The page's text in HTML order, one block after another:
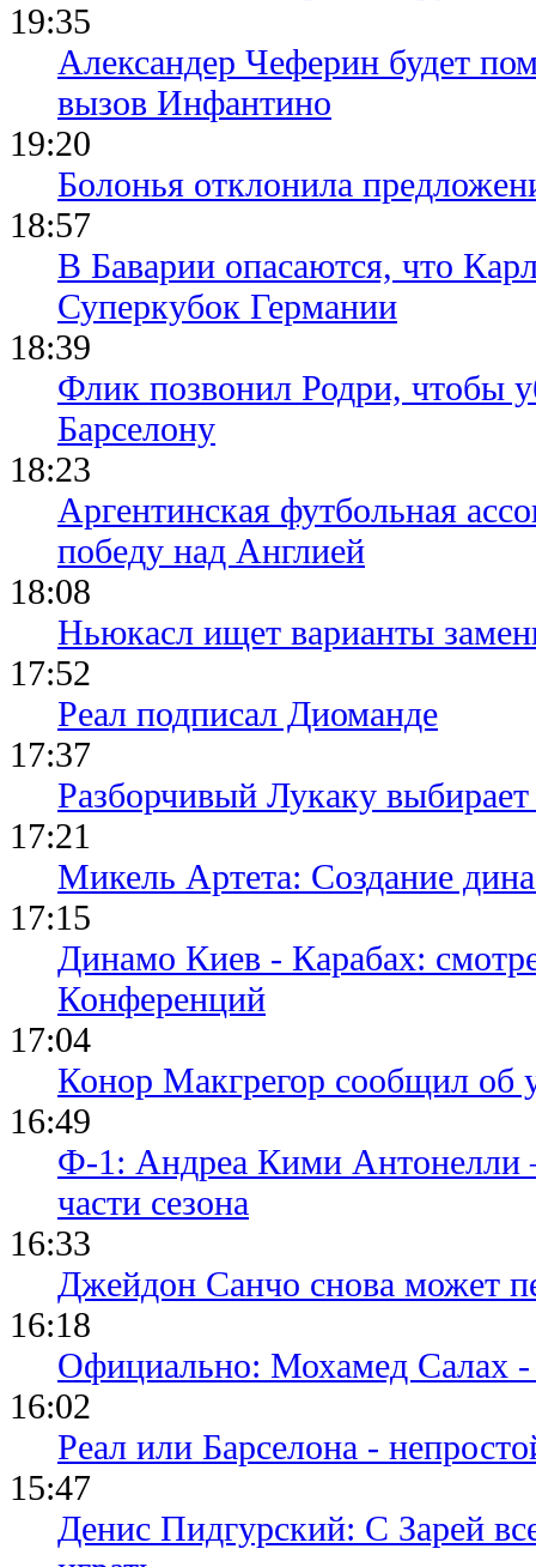
19:35
Александер Чеферин будет
вызов Инфантино
19:20
Болонья отклонила
18:57
В Баварии опасаются, что
Суперкубок Германии
18:39
Флик позвонил Родри, чтобы
Барселону
18:23
Аргентинская футбольная
победу над Англией
18:08
Ньюкасл ищет варианты
17:52
Реал подписал Диоманде
17:37
Разборчивый Лукаку
17:21
Микель Артета: Создание
17:15
Динамо Киев - Карабах:
Конференций
17:04
Конор Макгрегор сообщил об
16:49
Ф-1: Андреа Кими Антонелли
части сезона
16:33
Джейдон Санчо снова может
16:18
Официально: Мохамед Салах -
16:02
Реал или Барселона -
15:47
Денис Пидгурский: С Зарей